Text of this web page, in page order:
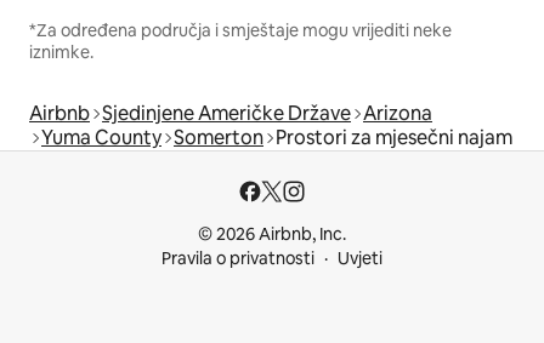
*Za određena područja i smještaje mogu vrijediti neke
iznimke.
Airbnb Sjedinjene Američke Države Arizona
Yuma County Somerton Prostori za mjesečni najam
© 2026 Airbnb, Inc.
Pravila o privatnosti
Uvjeti